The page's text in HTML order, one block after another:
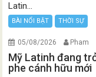
Latin...
BÀI NỔI BẬT THỜI SỰ
05/08/2026 Pham
Mỹ Latinh đang
phe cánh hữu mới